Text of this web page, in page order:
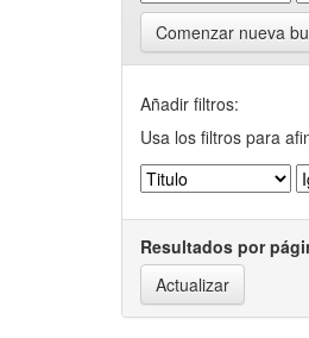
Comenzar nueva
Añadir filtros:
Usa los filtros para
Resultados por